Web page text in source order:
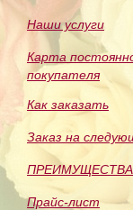
Наши услуги
Карта
покупателя
Как заказать
Заказ на
ПРЕИМУЩЕСТВА
Прайс-лист